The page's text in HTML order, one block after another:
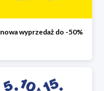
wyprzedaż do -50%